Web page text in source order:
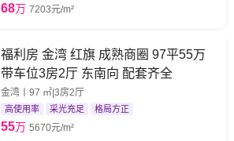
68万7203元/m²
福利房 金湾 红旗 成熟商圈 97平55万
带车位3房2厅 东南向 配套齐全
金湾丨97 ㎡|3房2厅
高使用率 采光充足 格局方正
55万5670元/m²